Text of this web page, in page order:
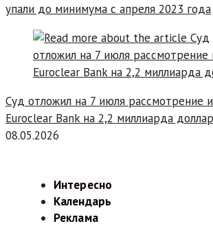
упали до минимума с апреля 2023 года
Суд отложил на 7 июля рассмотрение
Euroclear Bank на 2,2 миллиарда
08.05.2026
Интересно
Календарь
Реклама